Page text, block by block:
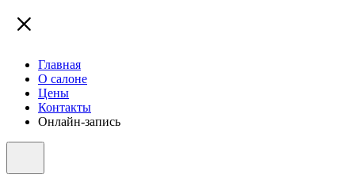
Главная
О салоне
Цены
Контакты
Онлайн-запись